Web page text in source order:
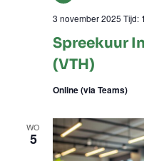
Spreekuur
(VTH)
3 november 2025 Tijd:
Online (via Teams)
WO
5